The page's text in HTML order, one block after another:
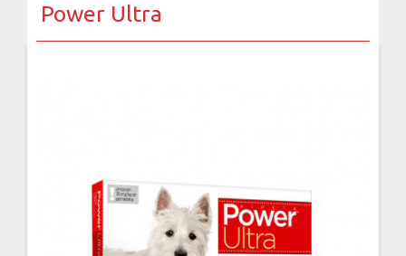
Power Ultra